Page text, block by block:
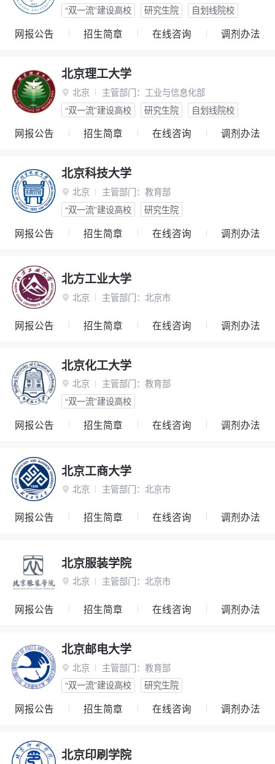
“双一流”建设高校
研究生院 自划线院校
网报公告 招生简章 在线咨询 调剂办法
北京理工大学
 北京 主管部门： 工业与信息化部
“双一流”建设高校
研究生院 自划线院校
网报公告 招生简章 在线咨询 调剂办法
北京科技大学
 北京 主管部门： 教育部
“双一流”建设高校
研究生院
网报公告 招生简章 在线咨询 调剂办法
北方工业大学
 北京 主管部门： 北京市
网报公告 招生简章 在线咨询 调剂办法
北京化工大学
 北京 主管部门： 教育部
“双一流”建设高校
网报公告 招生简章 在线咨询 调剂办法
北京工商大学
 北京 主管部门： 北京市
网报公告 招生简章 在线咨询 调剂办法
北京服装学院
 北京 主管部门： 北京市
网报公告 招生简章 在线咨询 调剂办法
北京邮电大学
 北京 主管部门： 教育部
“双一流”建设高校
研究生院
网报公告 招生简章 在线咨询 调剂办法
北京印刷学院